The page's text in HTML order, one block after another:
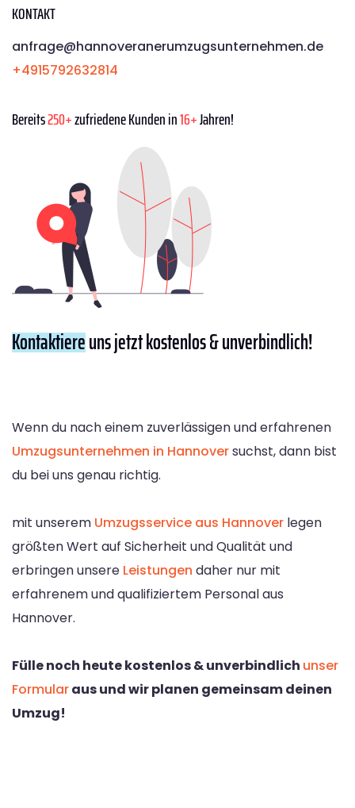
KONTAKT
anfrage@hannoveranerumzugsunternehmen.de
+4915792632814
Bereits250+zufriedene Kunden in16+Jahren!
Kontaktiereuns jetzt kostenlos & unverbindlich!
Wenn du nach einem zuverlässigen und erfahrenen
Umzugsunternehmen in Hannoversuchst, dann bist
du bei uns genau richtig.
mit unserem Umzugsservice aus Hannover legen
größten Wert auf Sicherheit und Qualität und
erbringen unsere Leistungen daher nur mit
erfahrenem und qualifiziertem Personal aus
Hannover.
Fülle noch heute kostenlos & unverbindlich unser
Formularaus und wir planen gemeinsam deinen
Umzug!